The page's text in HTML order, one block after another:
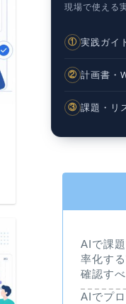
現場で使える
① 実践ガイ
② 計画書・
③ 課題・リ
AIで課
率化す
確認す
AIでプ